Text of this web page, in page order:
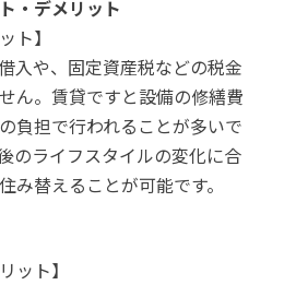
・デメリット
ト】
入や、固定資産税などの税金
ん。賃貸ですと設備の修繕費
負担で行われることが多いで
のライフスタイルの変化に合
み替えることが可能です。
ット】